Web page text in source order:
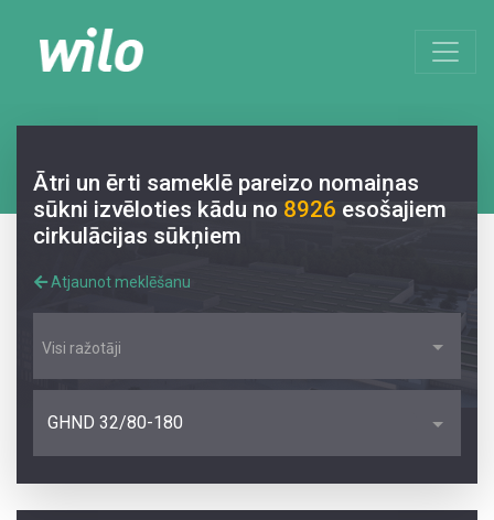
Ātri un ērti sameklē pareizo nomaiņas
sūkni izvēloties kādu no 8926 esošajiem
cirkulācijas sūkņiem
Atjaunot meklēšanu
Visi ražotāji
GHND 32/80-180